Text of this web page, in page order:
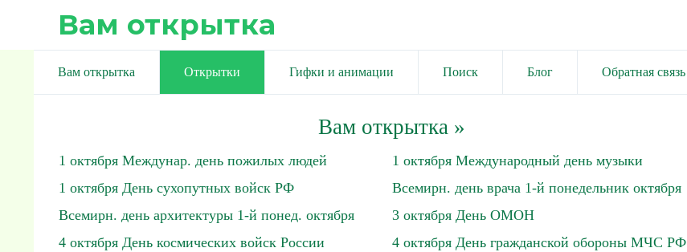
Вам открытка
Вам открытка Открытки Гифки и анимации Поиск Блог Обратная связь
Вам открытка»
1 октября Междунар. день пожилых людей
1 октября Международный день музыки
1 октября День сухопутных войск РФ
Всемирн. день врача 1-й понедельник октября
Всемирн. день архитектуры 1-й понед. октября
3 октября День ОМОН
4 октября День космических войск России
4 октября День гражданской обороны МЧС РФ